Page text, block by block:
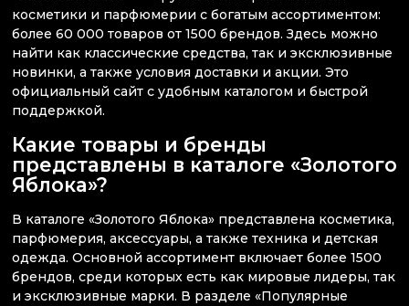
косметики и парфюмерии с богатым ассортиментом:
более 60 000 товаров от 1500 брендов. Здесь можно
найти как классические средства, так и эксклюзивные
новинки, а также условия доставки и акции. Это
официальный сайт с удобным каталогом и быстрой
поддержкой.
Какие товары и бренды
представлены в каталоге «Золотого
Яблока»?
В каталоге «Золотого Яблока» представлена косметика,
парфюмерия, аксессуары, а также техника и детская
одежда. Основной ассортимент включает более 1500
брендов, среди которых есть как мировые лидеры, так
и эксклюзивные марки. В разделе «Популярные